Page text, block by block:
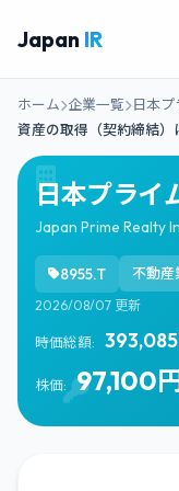
Japan IR
ホーム 企業一覧
日本
資産の取得（契約締結）
日本プライ
Japan Prime Realty
8955.T 不動産
2026/08/07 更新
時価総額:
株価: 97,100